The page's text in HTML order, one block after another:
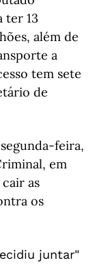
ter 13
além de
a
tem sete
de
feira,
em
as
os
juntar"